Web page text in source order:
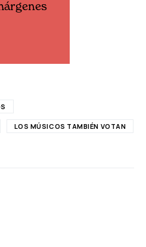
LOS MÚSICOS TAMBIÉN VOTAN